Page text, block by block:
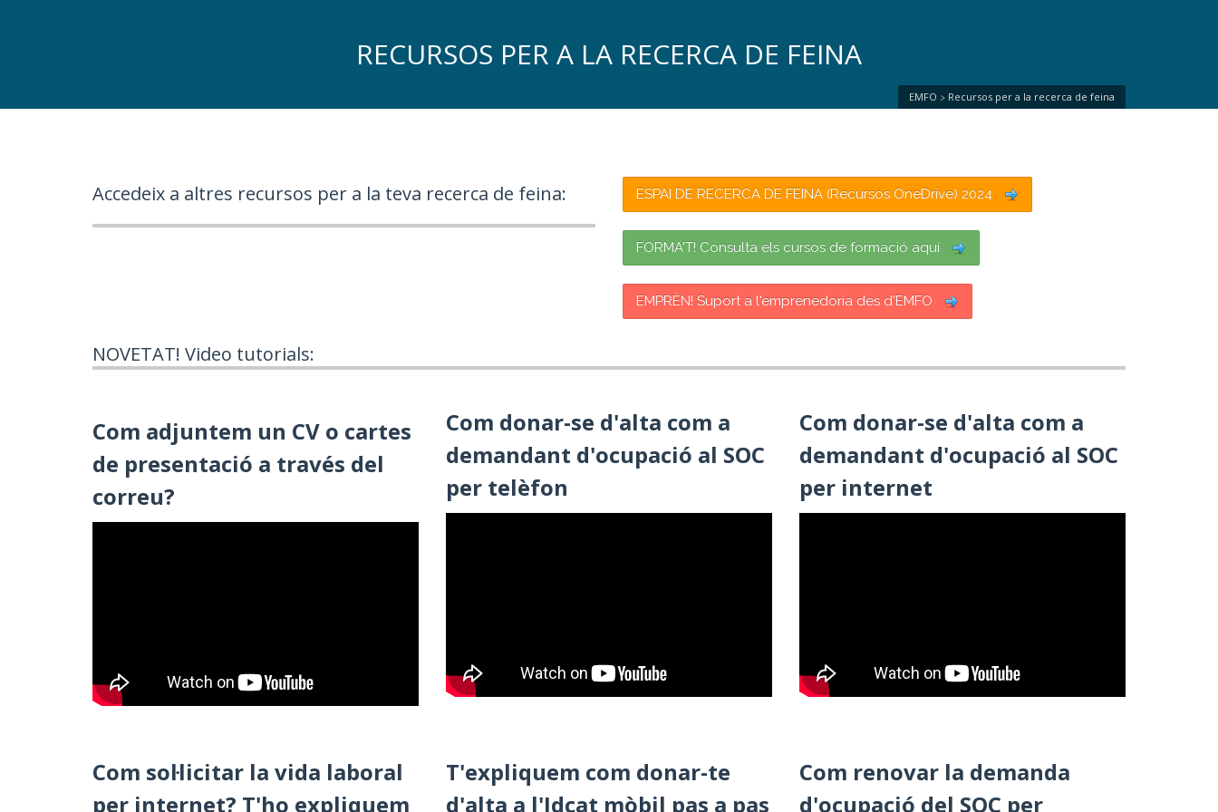
RECURSOS PER A LA RECERCA DE FEINA
EMFO > Recursos per a la recerca de feina
Accedeix a altres recursos per a la teva recerca de feina: ESPAI DE RECERCA DE FEINA (Recursos OneDrive) 2024
FORMA'T! Consulta els cursos de formació aquí
EMPRÈN! Suport a l'emprenedoria des d'EMFO
NOVETAT! Video tutorials:
Com adjuntem un CV o cartes
de presentació a través del
correu?
Com donar-se d'alta com a
demandant d'ocupació al SOC
per telèfon
Com donar-se d'alta com a
demandant d'ocupació al SOC
per internet
Com sol·licitar la vida laboral
per internet? T'ho expliquem
T'expliquem com donar-te
d'alta a l'Idcat mòbil pas a pas
Com renovar la demanda
d'ocupació del SOC per